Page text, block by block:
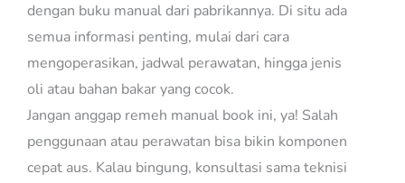
dengan buku manual dari pabrikannya. Di situ ada
semua informasi penting, mulai dari cara
mengoperasikan, jadwal perawatan, hingga jenis
oli atau bahan bakar yang cocok.
Jangan anggap remeh manual book ini, ya! Salah
penggunaan atau perawatan bisa bikin komponen
cepat aus. Kalau bingung, konsultasi sama teknisi